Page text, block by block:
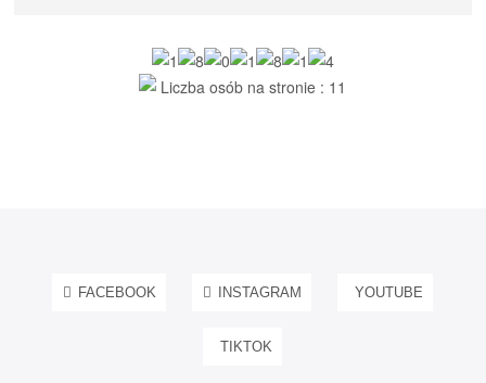
Liczba osób na stronie : 11
FACEBOOK INSTAGRAM YOUTUBE
TIKTOK